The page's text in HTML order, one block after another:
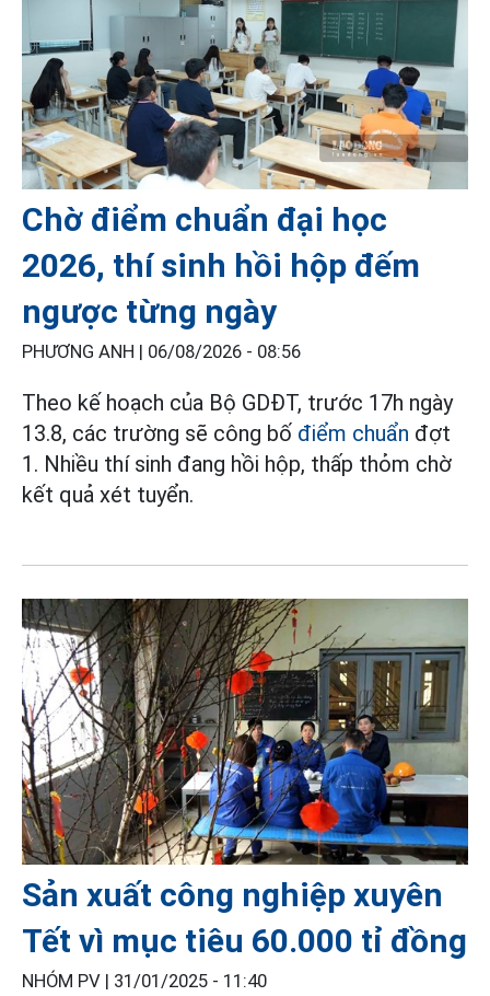
Chờ điểm chuẩn đại học
2026, thí sinh hồi hộp đếm
ngược từng ngày
PHƯƠNG ANH | 06/08/2026 - 08:56
Theo kế hoạch của Bộ GDĐT, trước 17h ngày
13.8, các trường sẽ công bố điểm chuẩn đợt
1. Nhiều thí sinh đang hồi hộp, thấp thỏm chờ
kết quả xét tuyển.
Sản xuất công nghiệp xuyên
Tết vì mục tiêu 60.000 tỉ đồng
NHÓM PV | 31/01/2025 - 11:40